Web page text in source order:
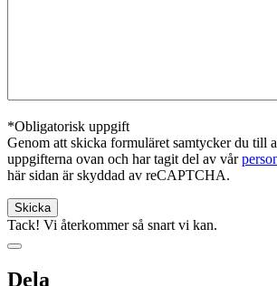
*Obligatorisk uppgift
Genom att skicka formuläret samtycker du till
uppgifterna ovan och har tagit del av vår
här sidan är skyddad av reCAPTCHA.
Tack! Vi återkommer så snart vi kan.
Dela